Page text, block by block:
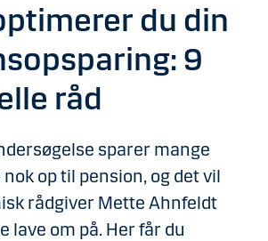
du din
9
råd
sparer mange
op til pension, og det vil
rådgiver Mette Ahnfeldt
lave om på. Her får du